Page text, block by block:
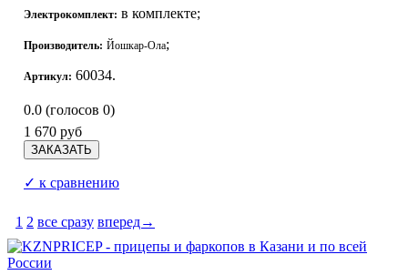
Электрокомплект: в комплекте;
Производитель: Йошкар-Ола;
Артикул: 60034.
0.0 (голосов 0)
1 670 руб
✓ к сравнению
1 2 все сразу вперед→